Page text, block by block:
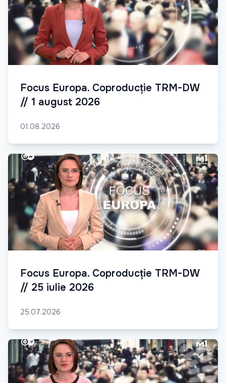
Focus Europa. Coproducție TRM-DW
// 1 august 2026
01.08.2026
Focus Europa. Coproducție TRM-DW
// 25 iulie 2026
25.07.2026